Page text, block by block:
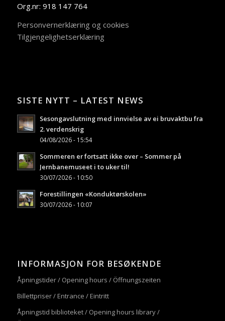
Org.nr: 918 147 764
Personvernerklæring og cookies
Tilgjengelighetserklæring
SISTE NYTT – LATEST NEWS
Sesongavslutning med innvielse av ei bruvaktbu fra
2. verdenskrig
04/08/2026 - 15:54
Sommeren er fortsatt ikke over – Sommer på
Jernbanemuseet i to uker til!
30/07/2026 - 10:50
Forestillingen «Konduktørskolen»
30/07/2026 - 10:07
INFORMASJON FOR BESØKENDE
Åpningstider / Opening hours / Öffnungszeiten
Billettpriser / Entrance / Eintritt
Åpningstid biblioteket / Opening hours library /